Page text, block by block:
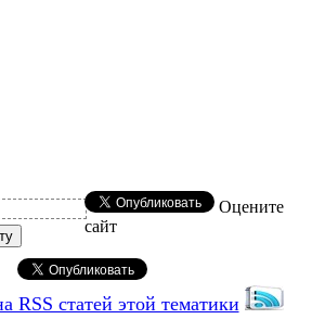
Оцените
сайт
RSS статей этой тематики